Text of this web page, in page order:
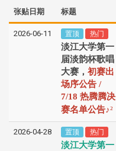
张贴日期 标题
2026-06-11 置顶 热门
淡江大学第一
届淡韵杯歌唱
大赛， 初赛出
场序公告 /
7/18 热腾腾决
赛名单公告♪²
2026-04-28 置顶 热门
淡江大学第一